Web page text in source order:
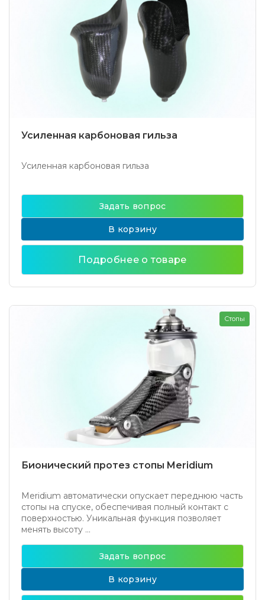
Усиленная карбоновая гильза
Усиленная карбоновая гильза
Задать вопрос
В корзину
Подробнее о товаре
Бионический протез стопы Meridium
Meridium автоматически опускает переднюю часть
стопы на спуске, обеспечивая полный контакт с
поверхностью. Уникальная функция позволяет
менять высоту ...
Стопы
Задать вопрос
В корзину